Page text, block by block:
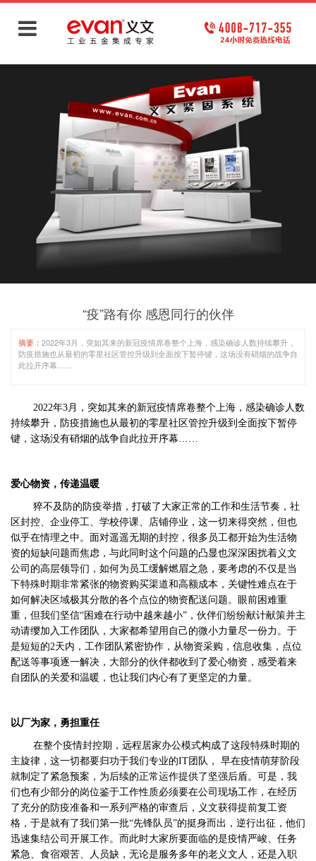
“疫”路有你 感恩同行的伙伴
摘要： 2022年3月，突如其来的新冠疫情席卷整个上海，感染确诊人数持续攀升，
防疫措施也从最初的零星社区管控升级到全面按下暂停键，这场没有硝烟的战争自
此拉开序幕……
2022年3月，突如其来的新冠疫情席卷整个上海，感染确诊人数
持续攀升，防疫措施也从最初的零星社区管控升级到全面按下暂停
键，这场没有硝烟的战争自此拉开序幕……
爱心物资，传递温暖
猝不及防的防疫举措，打破了大家正常的工作和生活节奏，社
区封控、企业停工、学校停课、店铺停业，这一切来得突然，但也
似乎在情理之中。面对遥遥无期的封控，很多员工都开始为生活物
资的短缺问题而焦虑，与此同时这个问题的凸显也深深困扰着义文
公司的高层领导们，如何为员工缓解燃眉之急，要考虑的不仅是当
下特殊时期非常紧张的物资购买渠道和高额成本，关键性难点在于
如何解决区域极其分散的各个点位的物资配送问题。眼前困难重
重，但我们坚信“困难在行动中越来越小”，伙伴们纷纷献计献策并主
动请缨加入工作团队，大家都希望用自己的微小力量尽一份力。于
是短短的2天内，工作团队紧密协作，从物资采购，信息收集，点位
配送等事项逐一解决，大部分的伙伴都收到了爱心物资，感受着来
自团队的关爱和温暖，也让我们内心有了更坚定的力量。
以厂为家，勇担重任
在整个疫情封控期，远程居家办公模式构成了这段特殊时期的
主旋律，这一切都要归功于我们专业的IT团队， 早在疫情萌芽阶段
就制定了紧急预案，为后续的正常运作提供了坚强后盾。可是，我
们也有少部分的岗位鉴于工作性质必须要在公司现场工作，在经历
了充分的防疫准备和一系列严格的审查后，义文获得提前复工资
格，于是就有了我们第一批“先锋队员”的挺身而出，逆行出征，他们
迅速集结公司开展工作。而此时大家所要面临的是疫情严峻、任务
紧急、食宿艰苦、人员缺，无论是服务多年的老义文人，还是入职